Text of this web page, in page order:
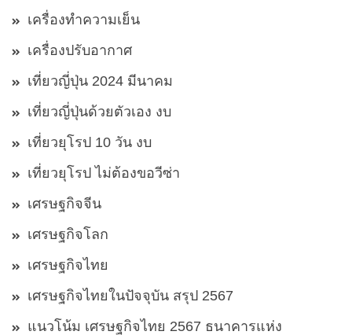
เครื่องทำความเย็น
เครื่องปรับอากาศ
เที่ยวญี่ปุ่น 2024 มีนาคม
เที่ยวญี่ปุ่นด้วยตัวเอง งบ
เที่ยวยุโรป 10 วัน งบ
เที่ยวยุโรป ไม่ต้องขอวีซ่า
เศรษฐกิจจีน
เศรษฐกิจโลก
เศรษฐกิจไทย
เศรษฐกิจไทยในปัจจุบัน สรุป 2567
แนวโน้ม เศรษฐกิจไทย 2567 ธนาคารแห่ง